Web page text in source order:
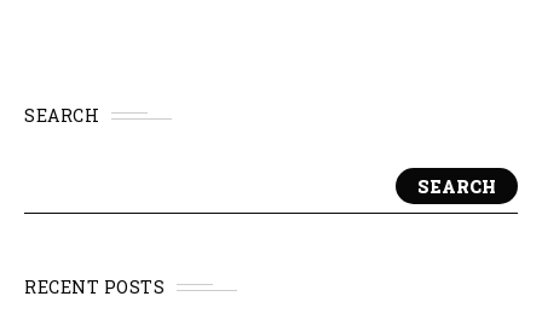
SEARCH
SEARCH
RECENT POSTS